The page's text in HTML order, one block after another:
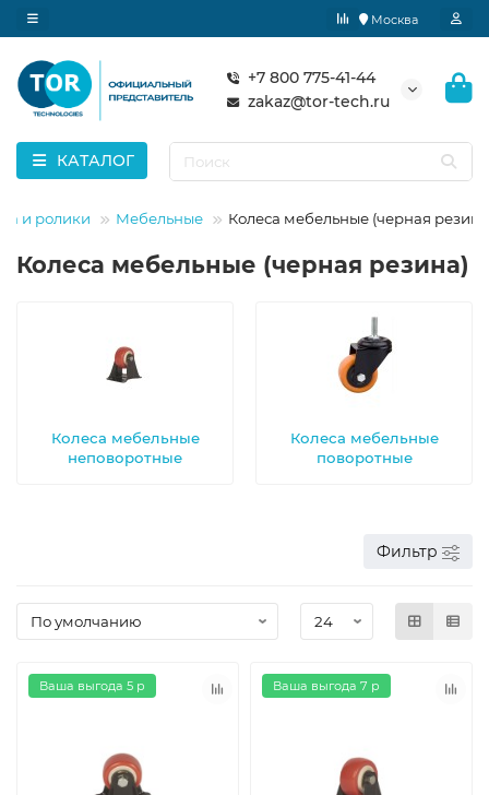
Москва
+7 800 775-41-44
zakaz@tor-tech.ru
КАТАЛОГ
и ролики Мебельные Колеса мебельные (черная
Колеса мебельные (черная резина)
Колеса мебельные
неповоротные
Колеса мебельные
поворотные
Фильтр
Ваша выгода 5 р Ваша выгода 7 р